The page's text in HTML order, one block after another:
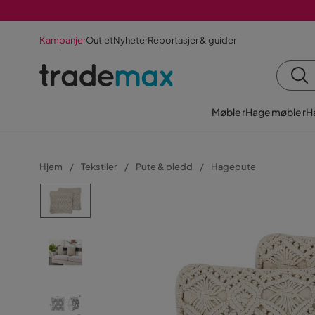
KampanjerOutletNyheterReportasjer & guider
MøblerHagemøbler
Hjem Tekstiler Pute & pledd Hagepute